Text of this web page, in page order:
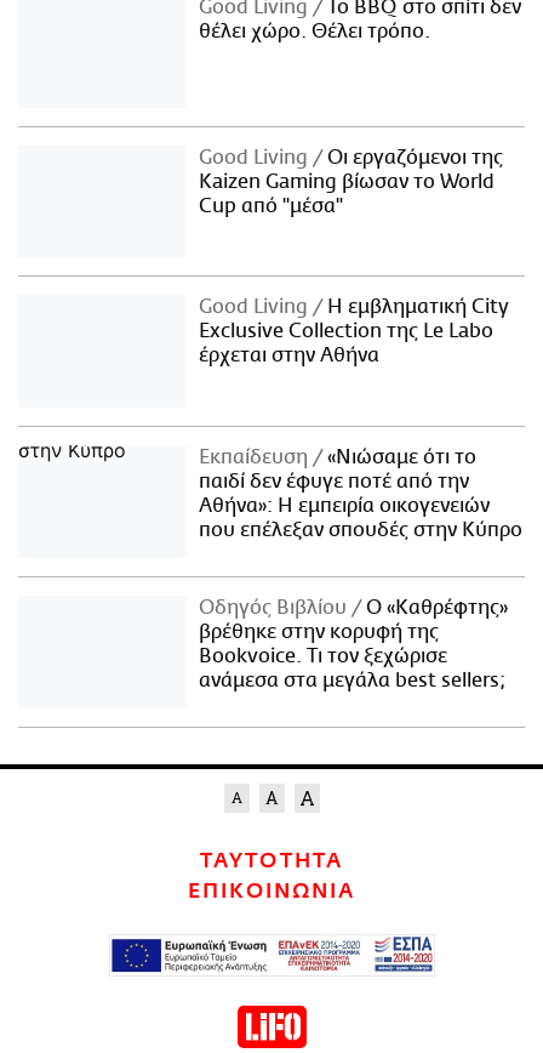
Good Living
Το BBQ στο σπίτι δεν
θέλει χώρο. Θέλει τρόπο.
Good Living
Οι εργαζόμενοι της
Kaizen Gaming βίωσαν το World
Cup από "μέσα"
Good Living
Η εμβληματική City
Exclusive Collection της Le Labo
έρχεται στην Αθήνα
Εκπαίδευση
«Νιώσαμε ότι το
παιδί δεν έφυγε ποτέ από την
Αθήνα»: Η εμπειρία οικογενειών
που επέλεξαν σπουδές στην Κύπρο
Οδηγός Βιβλίου
Ο «Καθρέφτης»
βρέθηκε στην κορυφή της
Bookvoice. Τι τον ξεχώρισε
ανάμεσα στα μεγάλα best sellers;
ΤΑΥΤΟΤΗΤΑ
ΕΠΙΚΟΙΝΩΝΙΑ